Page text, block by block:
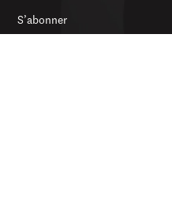
S’abonner